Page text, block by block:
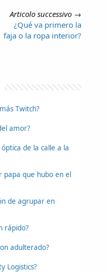
Articolo successivo →
¿Qué va primero la
faja o la ropa interior?
Twitch?
amor?
de la calle a la
papa que hubo en el
de agrupar en
rápido?
adulterado?
Logistics?